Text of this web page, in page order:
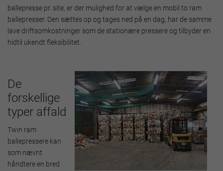
ballepresse pr. site, er der mulighed for at vælge en mobil to ram
ballepresser. Den sættes op og tages ned på en dag, har de samme
lave driftsomkostninger som de stationære pressere og tilbyder en
hidtil ukendt fleksibilitet.
De
forskellige
typer affald
Twin ram
ballepressere kan
som nævnt
håndtere en bred